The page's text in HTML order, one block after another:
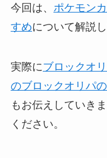
今回は、 ポケモン
すめについて解説
実際にブロックオ
のブロックオリパ
もお伝えしていき
ください。